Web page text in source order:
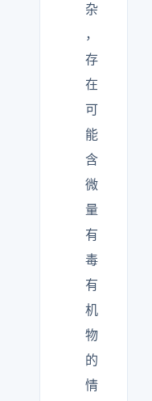
杂
，
存
在
可
能
含
微
量
有
毒
有
机
物
的
情